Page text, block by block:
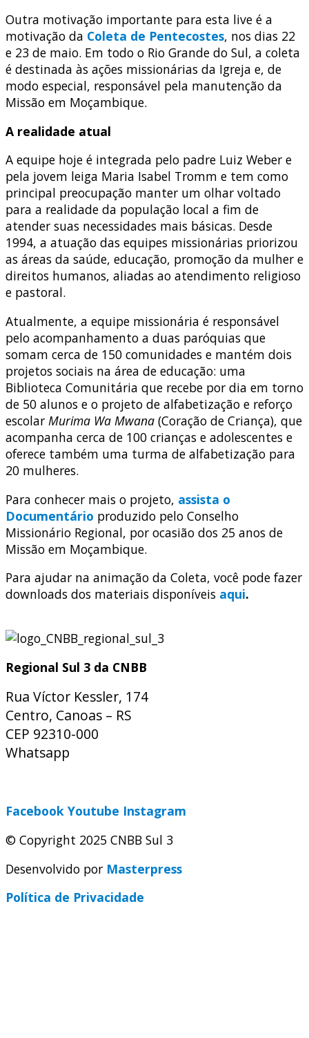
Outra motivação importante para esta live é a
motivação da Coleta de Pentecostes, nos dias 22
e 23 de maio. Em todo o Rio Grande do Sul, a coleta
é destinada às ações missionárias da Igreja e, de
modo especial, responsável pela manutenção da
Missão em Moçambique.
A realidade atual
A equipe hoje é integrada pelo padre Luiz Weber e
pela jovem leiga Maria Isabel Tromm e tem como
principal preocupação manter um olhar voltado
para a realidade da população local a fim de
atender suas necessidades mais básicas. Desde
1994, a atuação das equipes missionárias priorizou
as áreas da saúde, educação, promoção da mulher e
direitos humanos, aliadas ao atendimento religioso
e pastoral.
Atualmente, a equipe missionária é responsável
pelo acompanhamento a duas paróquias que
somam cerca de 150 comunidades e mantém dois
projetos sociais na área de educação: uma
Biblioteca Comunitária que recebe por dia em torno
de 50 alunos e o projeto de alfabetização e reforço
escolar Murima Wa Mwana (Coração de Criança), que
acompanha cerca de 100 crianças e adolescentes e
oferece também uma turma de alfabetização para
20 mulheres.
Para conhecer mais o projeto, assista o
Documentário produzido pelo Conselho
Missionário Regional, por ocasião dos 25 anos de
Missão em Moçambique.
Para ajudar na animação da Coleta, você pode fazer
downloads dos materiais disponíveis aqui.
Regional Sul 3 da CNBB
Rua Víctor Kessler, 174
Centro, Canoas – RS
CEP 92310-000
Whatsapp
Facebook Youtube Instagram
© Copyright 2025 CNBB Sul 3
Desenvolvido por Masterpress
Política de Privacidade